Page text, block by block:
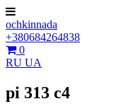
ochkinnada
+380684264838
0
RU UA
pi 313 c4